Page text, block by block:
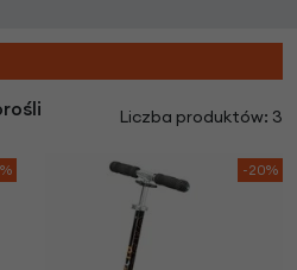
Liczba produktów: 3
-20%